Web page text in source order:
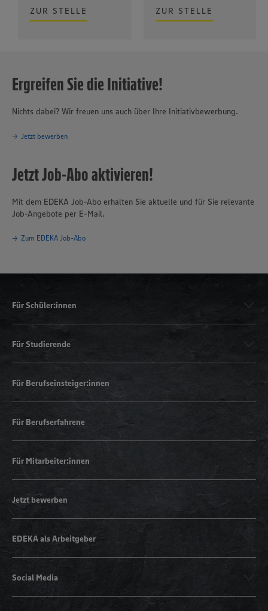
ZUR STELLE ZUR STELLE
Ergreifen Sie die Initiative!
Nichts dabei? Wir freuen uns auch über Ihre Initiativbewerbung.
Jetzt bewerben
Jetzt Job-Abo aktivieren!
Mit dem EDEKA Job-Abo erhalten Sie aktuelle und für Sie relevante
Job-Angebote per E-Mail.
Zum EDEKA Job-Abo
Für Schüler:innen
Für Studierende
Für Berufseinsteiger:innen
Für Berufserfahrene
Für Mitarbeiter:innen
Jetzt bewerben
EDEKA als Arbeitgeber
Social Media